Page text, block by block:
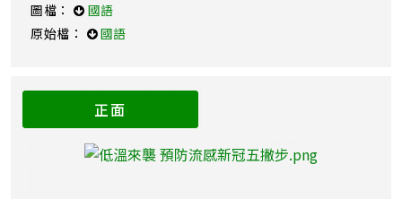
圖檔：
國語
原始檔：
國語
正面